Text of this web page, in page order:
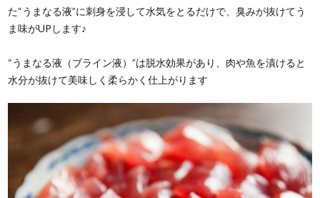
た“うまなる液”に刺身を浸して水気をとるだけで、臭みが抜けてう
ま味がUPします♪
“うまなる液（ブライン液）”は脱水効果があり、肉や魚を漬けると
水分が抜けて美味しく柔らかく仕上がります